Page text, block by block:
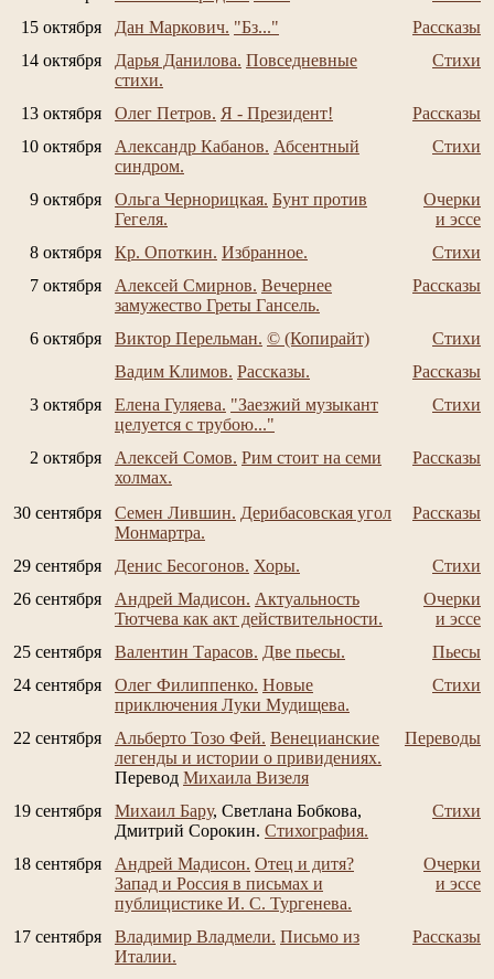
15 октября
Дан Маркович. "Бз..."
Рассказы
14 октября
Дарья Данилова. Повседневные
стихи.
Стихи
13 октября Олег Петров. Я - Президент!
Рассказы
10 октября
Александр Кабанов. Абсентный
синдром.
Стихи
9 октября Ольга Чернорицкая. Бунт против
Гегеля.
Очерки
и эссе
8 октября
Кр. Опоткин. Избранное.
Стихи
7 октября
Алексей Смирнов. Вечернее
замужество Греты Гансель.
Рассказы
6 октября Виктор Перельман. © (Копирайт)
Стихи
Вадим Климов. Рассказы.
Рассказы
3 октября
Елена Гуляева. "Заезжий музыкант
целуется с трубою..."
Стихи
2 октября Алексей Сомов. Рим стоит на семи
холмах.
Рассказы
30 сентября Семен Лившин. Дерибасовская угол
Монмартра.
Рассказы
29 сентября Денис Бесогонов. Хоры.
Стихи
26 сентября
Андрей Мадисон. Актуальность
Тютчева как акт действительности.
Очерки
и эссе
25 сентября
Валентин Тарасов. Две пьесы.
Пьесы
24 сентября
Олег Филиппенко. Новые
приключения Луки Мудищева.
Стихи
22 сентября Альберто Тозо Фей. Венецианские
легенды и истории о привидениях.
Перевод Михаила Визеля
Переводы
19 сентября Михаил Бару, Светлана Бобкова,
Дмитрий Сорокин. Стихография.
Стихи
18 сентября Андрей Мадисон. Отец и дитя?
Запад и Россия в письмах и
публицистике И. С. Тургенева.
Очерки
и эссе
17 сентября Владимир Владмели. Письмо из
Италии.
Рассказы